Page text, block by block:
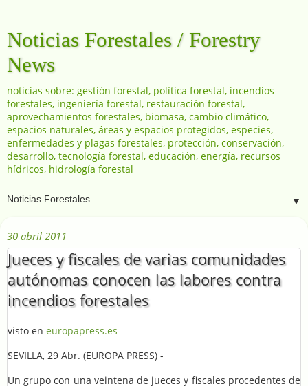
Noticias Forestales / Forestry
News
noticias sobre: gestión forestal, política forestal, incendios
forestales, ingeniería forestal, restauración forestal,
aprovechamientos forestales, biomasa, cambio climático,
espacios naturales, áreas y espacios protegidos, especies,
enfermedades y plagas forestales, protección, conservación,
desarrollo, tecnología forestal, educación, energía, recursos
hídricos, hidrología forestal
▼
30 abril 2011
Jueces y fiscales de varias comunidades
autónomas conocen las labores contra
incendios forestales
visto en europapress.es
SEVILLA, 29 Abr. (EUROPA PRESS) -
Un grupo con una veintena de jueces y fiscales procedentes de